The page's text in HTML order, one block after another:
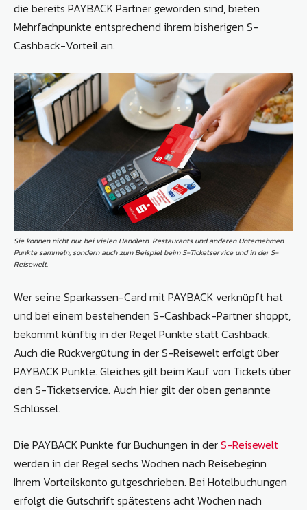
die bereits PAYBACK Partner geworden sind, bieten
Mehrfachpunkte entsprechend ihrem bisherigen S-
Cashback-Vorteil an.
Sie können nicht nur bei vielen Händlern. Restaurants und anderen Unternehmen
Punkte sammeln, sondern auch zum Beispiel beim S-Ticketservice und in der S-
Reisewelt.
Wer seine Sparkassen-Card mit PAYBACK verknüpft hat
und bei einem bestehenden S-Cashback-Partner shoppt,
bekommt künftig in der Regel Punkte statt Cashback.
Auch die Rückvergütung in der S-Reisewelt erfolgt über
PAYBACK Punkte. Gleiches gilt beim Kauf von Tickets über
den S-Ticketservice. Auch hier gilt der oben genannte
Schlüssel.
Die PAYBACK Punkte für Buchungen in derS-Reisewelt
werden in der Regel sechs Wochen nach Reisebeginn
Ihrem Vorteilskonto gutgeschrieben. Bei Hotelbuchungen
erfolgt die Gutschrift spätestens acht Wochen nach